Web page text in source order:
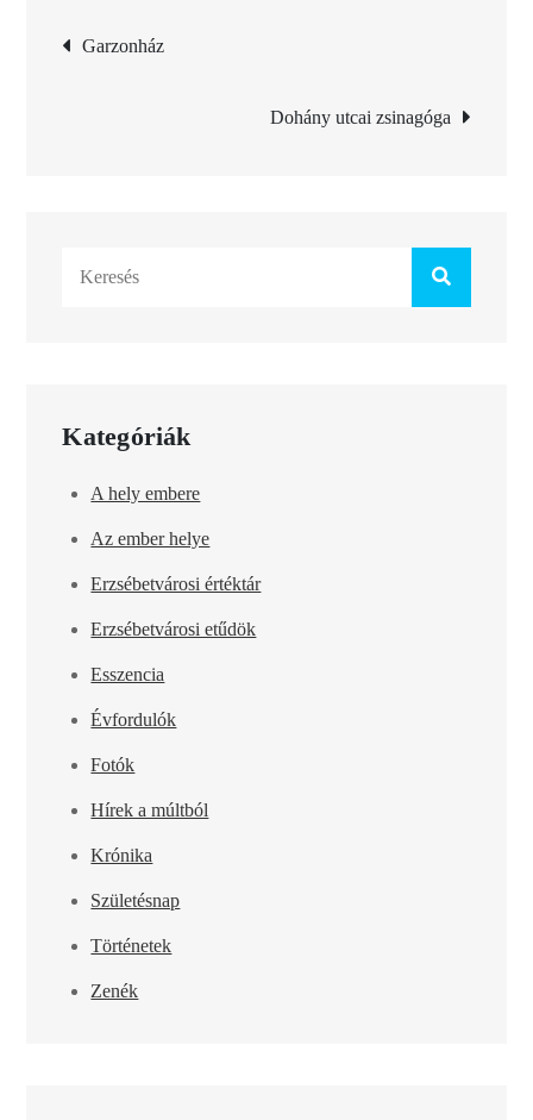
Bejegyzés
Garzonház
Dohány utcai zsinagóga
Kategóriák
A hely embere
Az ember helye
Erzsébetvárosi értéktár
Erzsébetvárosi etűdök
Esszencia
Évfordulók
Fotók
Hírek a múltból
Krónika
Születésnap
Történetek
Zenék